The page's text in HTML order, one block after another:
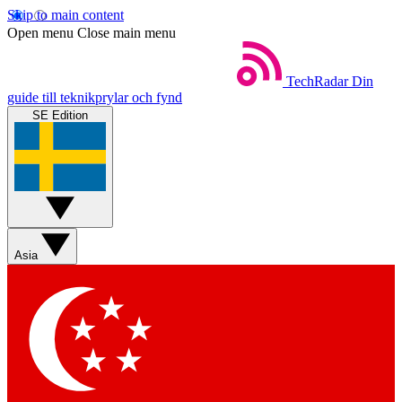
Skip to main content
Open menu Close main menu
TechRadar Din
guide till teknikprylar och fynd
SE Edition
Asia